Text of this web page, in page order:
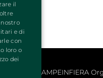
QUATTROZAMPEINFIERA
il
e di
con
loro o
dei